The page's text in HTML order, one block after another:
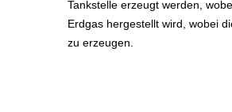
Tankstelle erzeugt werden,
Erdgas hergestellt wird, wobei
zu erzeugen.